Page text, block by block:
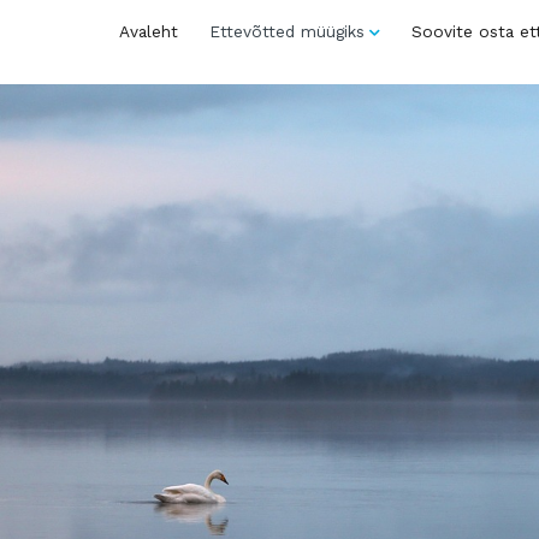
Avaleht Ettevõtted müügiks Soovite osta